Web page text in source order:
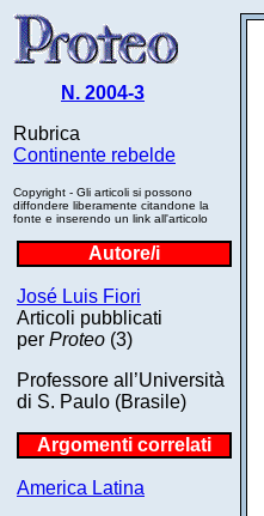
N. 2004-3
Rubrica
Continente rebelde
Copyright - Gli articoli si possono
diffondere liberamente citandone la
fonte e inserendo un link all'articolo
Autore/i
José Luis Fiori
Articoli pubblicati
per Proteo (3)
Professore all’Università
di S. Paulo (Brasile)
Argomenti correlati
America Latina